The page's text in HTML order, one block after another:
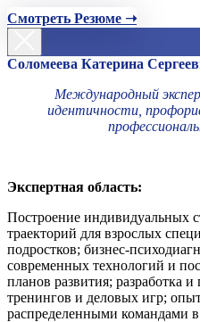
Смотреть Резюме ➝
Соломеева Катерина
Международный
идентичности,
Экспертная область:
Построение индивидуальных
траекторий для взрослых
подростков; бизнес-
современных технологий и
планов развития; разработка
тренингов и деловых игр;
распределенными командами